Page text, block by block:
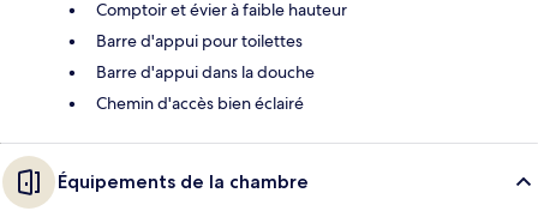
Comptoir et évier à faible hauteur
Barre d'appui pour toilettes
Barre d'appui dans la douche
Chemin d'accès bien éclairé
Équipements de la chambre